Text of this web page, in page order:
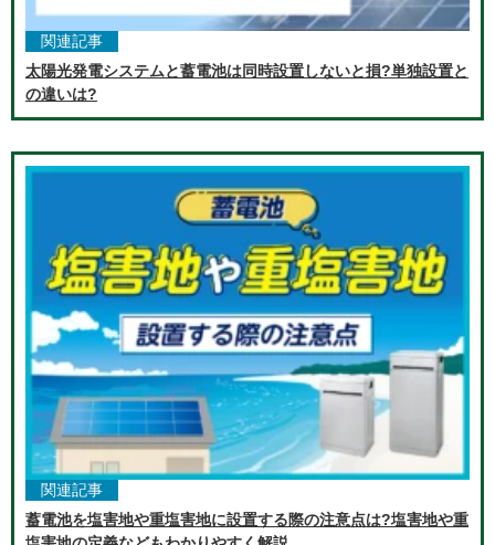
関連記事
太陽光発電システムと蓄電池は同時設置しないと損?単独設置と
の違いは?
関連記事
蓄電池を塩害地や重塩害地に設置する際の注意点は?塩害地や重